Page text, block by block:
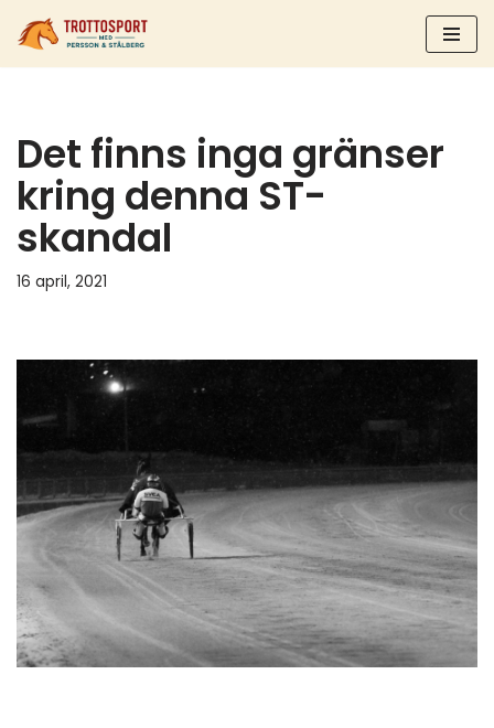
Det finns inga gränser
kring denna ST-
skandal
16 april, 2021